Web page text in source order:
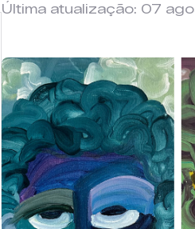
Última atualização: 07